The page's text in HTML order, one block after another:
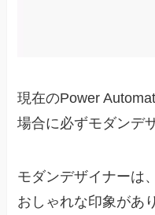
現在のPower
場合に必ずモダンデ
モダンデザイナーは
おしゃれな印象があ